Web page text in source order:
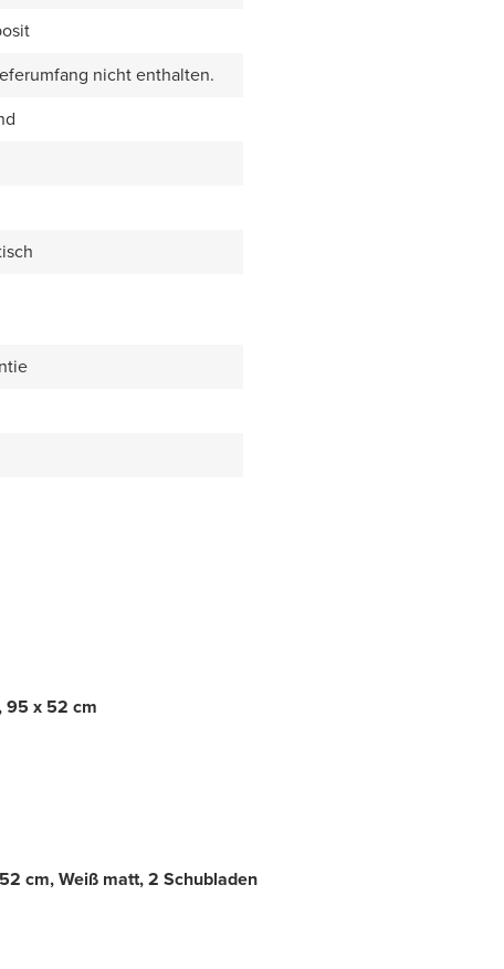
nicht enthalten.
95 x 52 cm
cm, Weiß matt, 2 Schubladen